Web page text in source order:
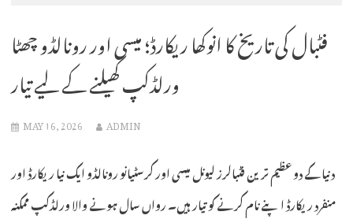
فٹبال کی تاریخ کا انوکھا ریکارڈ؛ میسی اور رونالڈو چھٹا
ورلڈکپ کھیلنے کے لیے تیار
MAY 16, 2026 ADMIN
دنیا کے دو عظیم ترین فٹبالرز لیونل میسی اور کرسٹیانو رونالڈو ایک نیا ریکارڈ اور
منفرد ریکارڈ اپنے نام کرنے کو تیار ہیں۔ رواں سال ہونے والا ورلڈکپ ممکنہ